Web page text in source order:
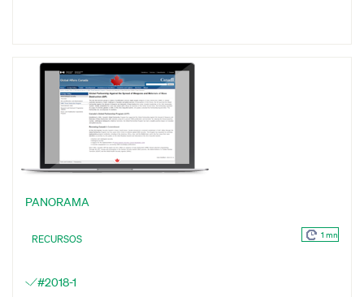
PANORAMA
RECURSOS 1 mn
#2018-1